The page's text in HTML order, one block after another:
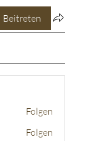
Beitreten
Folgen
Folgen